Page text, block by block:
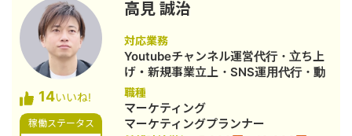
ンとして参画し、案件獲得に向けた自
社集客（SEO・Web広告運用・LP制
作・YouTubeチャンネル運用・メール
マーケティング等）を担当。 2022年3
月 名古屋大学理学部数学科卒。 2022
年4月〜 Webマーケ会社勤務。人材
系クライアントを主に担当。 2024年11
月 これまでの経験を活かして独立し、
14いいね!
稼働ステータス
高見 誠治
対応業務
Youtubeチャンネル運営代行・立ち上
げ・新規事業立上・SNS運用代行・動
画制作・動画編集
職種
マーケティング
マーケティングプランナー